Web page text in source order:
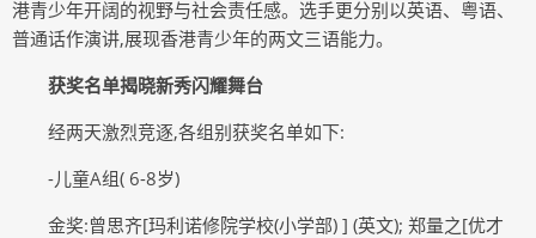
港青少年开阔的视野与社会责任感。选手更分别以英语、粤语、
普通话作演讲,展现香港青少年的两文三语能力。
获奖名单揭晓新秀闪耀舞台
经两天激烈竞逐,各组别获奖名单如下:
-儿童A组( 6-8岁)
金奖:曾思齐[玛利诺修院学校(小学部) ] (英文); 郑量之[优才